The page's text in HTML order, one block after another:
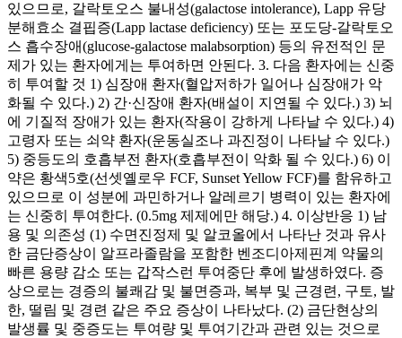
있으므로, 갈락토오스 불내성(galactose intolerance), Lapp 유당
분해효소 결핍증(Lapp lactase deficiency) 또는 포도당-갈락토오
스 흡수장애(glucose-galactose malabsorption) 등의 유전적인 문
제가 있는 환자에게는 투여하면 안된다. 3. 다음 환자에는 신중
히 투여할 것 1) 심장애 환자(혈압저하가 일어나 심장애가 악
화될 수 있다.) 2) 간·신장애 환자(배설이 지연될 수 있다.) 3) 뇌
에 기질적 장애가 있는 환자(작용이 강하게 나타날 수 있다.) 4)
고령자 또는 쇠약 환자(운동실조나 과진정이 나타날 수 있다.)
5) 중등도의 호흡부전 환자(호흡부전이 악화 될 수 있다.) 6) 이
약은 황색5호(선셋옐로우 FCF, Sunset Yellow FCF)를 함유하고
있으므로 이 성분에 과민하거나 알레르기 병력이 있는 환자에
는 신중히 투여한다. (0.5mg 제제에만 해당.) 4. 이상반응 1) 남
용 및 의존성 (1) 수면진정제 및 알코올에서 나타난 것과 유사
한 금단증상이 알프라졸람을 포함한 벤조디아제핀계 약물의
빠른 용량 감소 또는 갑작스런 투여중단 후에 발생하였다. 증
상으로는 경증의 불쾌감 및 불면증과, 복부 및 근경련, 구토, 발
한, 떨림 및 경련 같은 주요 증상이 나타났다. (2) 금단현상의
발생률 및 중증도는 투여량 및 투여기간과 관련 있는 것으로